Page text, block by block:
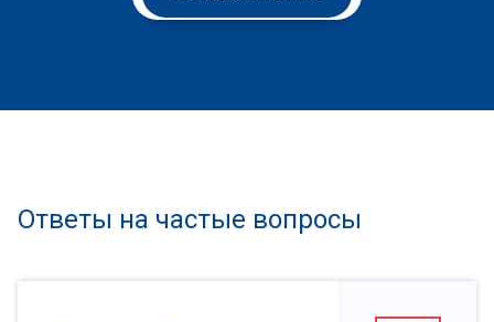
Ответы на частые вопросы